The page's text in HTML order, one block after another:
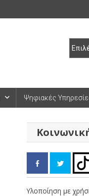
Ψηφιακές
Υλοποίηση με